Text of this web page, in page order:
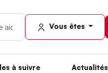
Vous êtes
à suivre Actualités